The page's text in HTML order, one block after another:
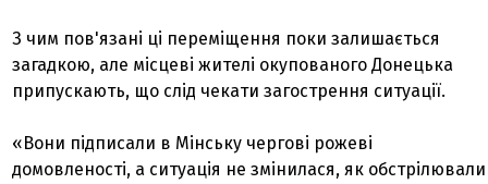
З чим пов'язані ці переміщення поки залишається
загадкою, але місцеві жителі окупованого Донецька
припускають, що слід чекати загострення ситуації.
«Вони підписали в Мінську чергові рожеві
домовленості, а ситуація не змінилася, як обстрілювали